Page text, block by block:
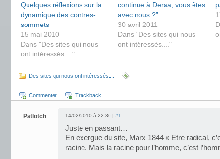
Quelques réflexions sur la
dynamique des contres-
sommets
15 mai 2010
Dans "Des sites qui nous
ont intéressés...."
continue à Deraa, vous êtes
avec nous ?”
30 avril 2011
Dans "Des sites qui nous
ont intéressés...."
Des sites qui nous ont intéressés....
Commenter Trackback
Patlotch 14/02/2010 à 22:36 | #1
Juste en passant…
En exergue du site, Marx 1844 « Etre radical,
racine. Mais la racine pour l’homme, c’est